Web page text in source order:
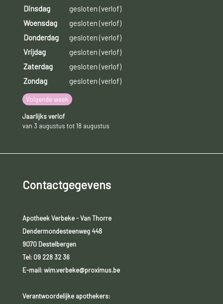
Dinsdag
gesloten (verlof)
Woensdag
gesloten (verlof)
Donderdag
gesloten (verlof)
Vrijdag
gesloten (verlof)
Zaterdag
gesloten (verlof)
Zondag
gesloten (verlof)
Volgende week
Jaarlijks verlof
van 3 augustus tot 18 augustus
Contactgegevens
Apotheek Verbeke - Van Thorre
Dendermondesteenweg 448
9070 Destelbergen
Tel: 09 228 32 36
E-mail: wim.verbeke@proximus.be
Verantwoordelijke apothekers: